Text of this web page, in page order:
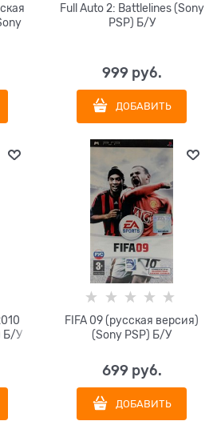
Full Auto 2: Battlelines (Sony
PSP) Б/У
999 руб.
ДОБАВИТЬ
Б/У
FIFA 09 (русская версия)
(Sony PSP) Б/У
699 руб.
ДОБАВИТЬ